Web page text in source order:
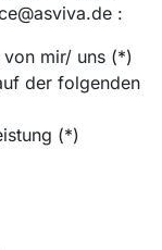
@asviva.de :
mir/ uns (*)
der folgenden
(*)